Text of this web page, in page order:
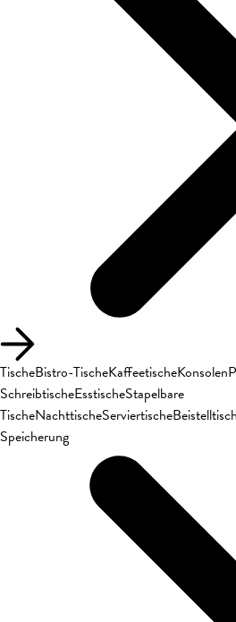
TischeBistro-TischeKaffeetischeKonsolen
SchreibtischeEsstischeStapelbare
TischeNachttischeServiertische
Speicherung